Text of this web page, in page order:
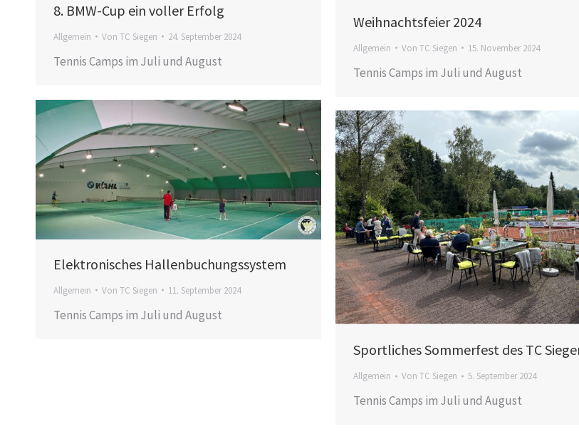
Weihnachtsfeier 2024
Allgemein Von TC Siegen 15. November 2024
Tennis Camps im Juli und August
8. BMW-Cup ein voller Erfolg
Allgemein Von TC Siegen 24. September 2024
Tennis Camps im Juli und August
Elektronisches Hallenbuchungssystem
Allgemein Von TC Siegen 11. September 2024
Tennis Camps im Juli und August
Sportliches Sommerfest des TC
Allgemein Von TC Siegen 5. September 2024
Tennis Camps im Juli und August